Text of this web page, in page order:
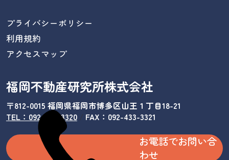
プライバシーポリシー
利用規約
アクセスマップ
福岡不動産研究所株式会社
〒812-0015 福岡県福岡市博多区山王１丁目18-21
TEL：092-433-3320/ FAX：092-433-3321
お電話でお問い合
わせ